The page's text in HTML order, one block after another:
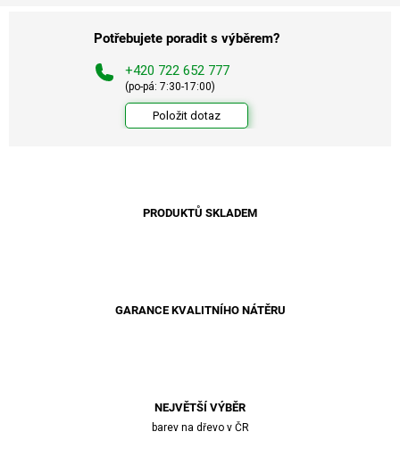
Potřebujete poradit s výběrem?
+420 722 652 777
(po-pá: 7:30-17:00)
Položit dotaz
PRODUKTŮ SKLADEM
GARANCE KVALITNÍHO NÁTĚRU
NEJVĚTŠÍ VÝBĚR
barev na dřevo v ČR